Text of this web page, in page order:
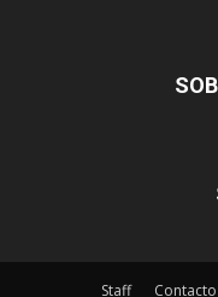
Staff Contacto